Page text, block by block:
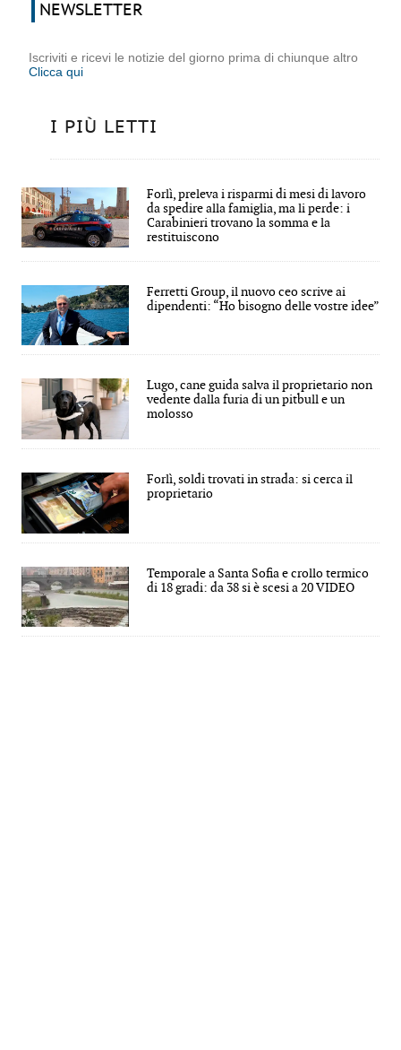
NEWSLETTER
Iscriviti e ricevi le notizie del giorno prima di chiunque altro
Clicca qui
I PIÙ LETTI
Forlì, preleva i risparmi di mesi di lavoro
da spedire alla famiglia, ma li perde: i
Carabinieri trovano la somma e la
restituiscono
Ferretti Group, il nuovo ceo scrive ai
dipendenti: “Ho bisogno delle vostre idee”
Lugo, cane guida salva il proprietario non
vedente dalla furia di un pitbull e un
molosso
Forlì, soldi trovati in strada: si cerca il
proprietario
Temporale a Santa Sofia e crollo termico
di 18 gradi: da 38 si è scesi a 20 VIDEO